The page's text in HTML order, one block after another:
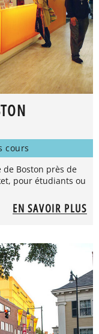
cours
Boston près de
pour étudiants ou
EN SAVOIR PLUS